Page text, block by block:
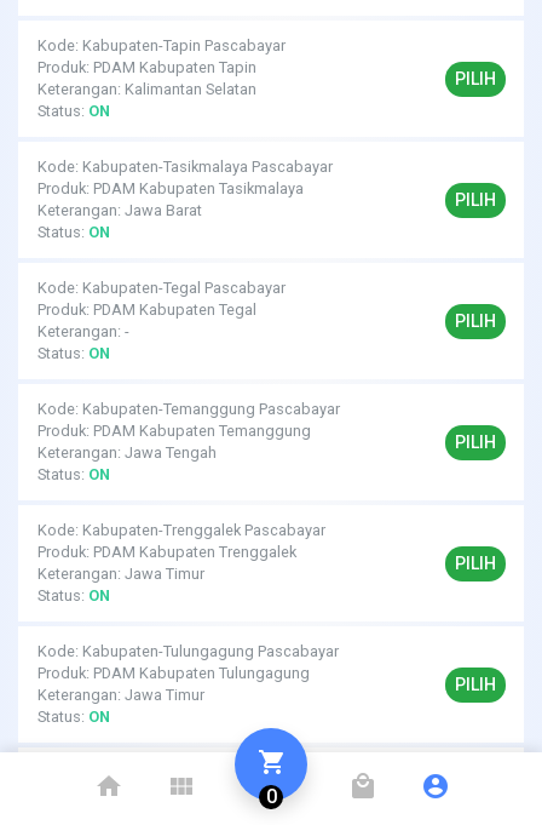
Kode: Kabupaten-Tapin Pascabayar
Produk: PDAM Kabupaten Tapin
Keterangan: Kalimantan Selatan
Status: ON
PILIH
Kode: Kabupaten-Tasikmalaya Pascabayar
Produk: PDAM Kabupaten Tasikmalaya
Keterangan: Jawa Barat
Status: ON
PILIH
Kode: Kabupaten-Tegal Pascabayar
Produk: PDAM Kabupaten Tegal
Keterangan: -
Status: ON
PILIH
Kode: Kabupaten-Temanggung Pascabayar
Produk: PDAM Kabupaten Temanggung
Keterangan: Jawa Tengah
Status: ON
PILIH
Kode: Kabupaten-Trenggalek Pascabayar
Produk: PDAM Kabupaten Trenggalek
Keterangan: Jawa Timur
Status: ON
PILIH
Kode: Kabupaten-Tulungagung Pascabayar
Produk: PDAM Kabupaten Tulungagung
Keterangan: Jawa Timur
Status: ON
PILIH
Kode: Kabupaten-Wajo Pascabayar
Produk: PDAM Kabupaten Wajo
home view_module
shopping_cart
0 local_mall account_circle